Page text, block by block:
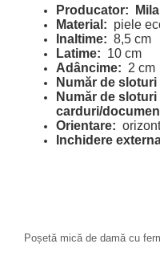
Producator:
Material: piele
Inaltime: 8,5 cm
Latime: 10 cm
Adâncime: 2 cm
Număr de
Număr de
carduri/
Orientare:
Inchidere
Poșetă mică de damă cu